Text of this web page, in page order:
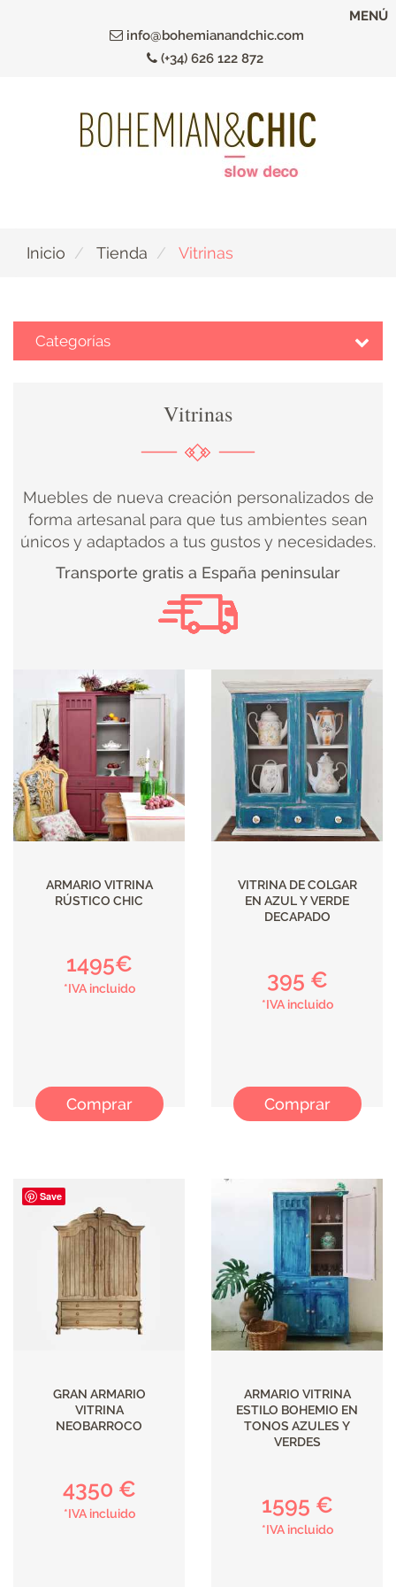
info@bohemianandchic.com
(+34) 626 122 872
MENÚ
Inicio Tienda Vitrinas
Categorías
DECOBODAS
MUEBLE
KIDS
ILUMINACIÓN
Vitrinas
Muebles de nueva creación personalizados de
forma artesanal para que tus ambientes sean
únicos y adaptados a tus gustos y necesidades.
Transporte gratis a España peninsular
ARMARIO VITRINA
RÚSTICO CHIC
1495€
*IVA incluido
Comprar
VITRINA DE COLGAR
EN AZUL Y VERDE
DECAPADO
395 €
*IVA incluido
Comprar
GRAN ARMARIO
VITRINA
NEOBARROCO
4350 €
*IVA incluido
ARMARIO VITRINA
ESTILO BOHEMIO EN
TONOS AZULES Y
VERDES
1595 €
*IVA incluido
Save